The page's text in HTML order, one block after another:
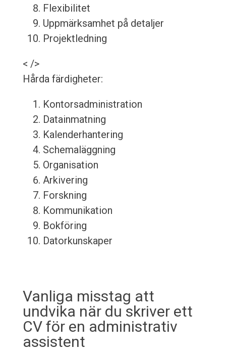
Flexibilitet
Uppmärksamhet på detaljer
Projektledning
< />
Hårda färdigheter:
Kontorsadministration
Datainmatning
Kalenderhantering
Schemaläggning
Organisation
Arkivering
Forskning
Kommunikation
Bokföring
Datorkunskaper
Vanliga misstag att
undvika när du skriver ett
CV för en administrativ
assistent